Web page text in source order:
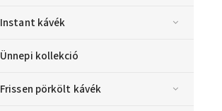
Instant kávék
Ünnepi kollekció
Frissen pörkölt kávék